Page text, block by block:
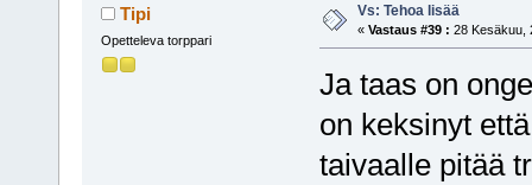
Tipi
Opetteleva torppari
Vs: Tehoa lisää
« Vastaus #39 : 28 Kesäkuu,
Ja taas on
on keksinyt
taivaalle pitää